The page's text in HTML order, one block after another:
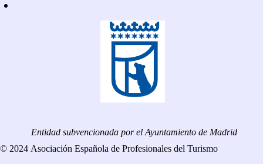
Entidad subvencionada por el Ayuntamiento de Madrid
© 2024 Asociación Española de Profesionales del Turismo